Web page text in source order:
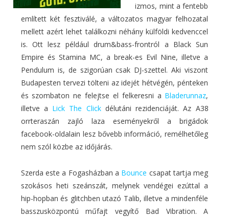
izmos, mint a fentebb
említett két fesztiválé, a változatos magyar felhozatal
mellett azért lehet találkozni néhány külföldi kedvenccel
is. Ott lesz például drum&bass-frontról a Black Sun
Empire és Stamina MC, a break-es Evil Nine, illetve a
Pendulum is, de szigorúan csak DJ-szettel. Aki viszont
Budapesten tervezi tölteni az idejét hétvégén, pénteken
és szombaton ne felejtse el felkeresni a Bladerunnaz,
illetve a Lick The Clickdélutáni rezidenciáját. Az A38
orrteraszán zajló laza eseményekről a brigádok
facebook-oldalain lesz bővebb információ, remélhetőleg
nem szól közbe az időjárás.
Szerda este a Fogasházban a Bounce csapat tartja meg
szokásos heti szeánszát, melynek vendégei ezúttal a
hip-hopban és glitchben utazó Talib, illetve a mindenféle
basszusközpontú műfajt vegyítő Bad Vibration. A